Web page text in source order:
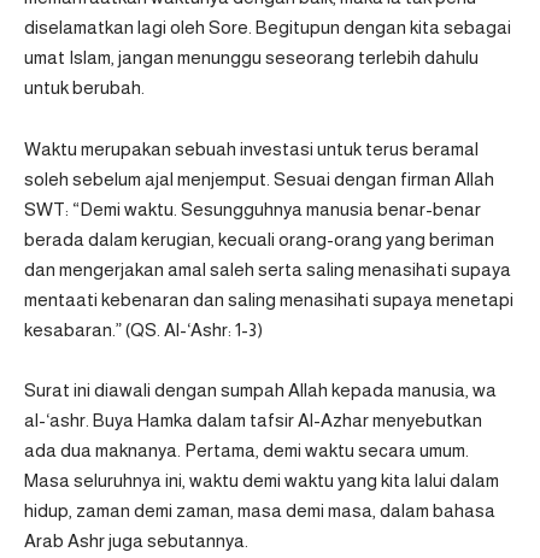
diselamatkan lagi oleh Sore. Begitupun dengan kita sebagai
umat Islam, jangan menunggu seseorang terlebih dahulu
untuk berubah.
Waktu merupakan sebuah investasi untuk terus beramal
soleh sebelum ajal menjemput. Sesuai dengan firman Allah
SWT: “Demi waktu. Sesungguhnya manusia benar-benar
berada dalam kerugian, kecuali orang-orang yang beriman
dan mengerjakan amal saleh serta saling menasihati supaya
mentaati kebenaran dan saling menasihati supaya menetapi
kesabaran.” (QS. Al-‘Ashr: 1-3)
Surat ini diawali dengan sumpah Allah kepada manusia, wa
al-‘ashr. Buya Hamka dalam tafsir Al-Azhar menyebutkan
ada dua maknanya. Pertama, demi waktu secara umum.
Masa seluruhnya ini, waktu demi waktu yang kita lalui dalam
hidup, zaman demi zaman, masa demi masa, dalam bahasa
Arab Ashr juga sebutannya.